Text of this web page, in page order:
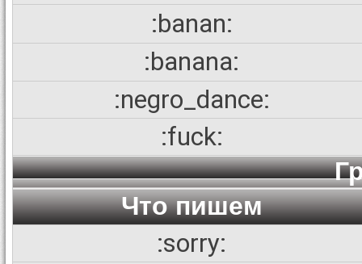
:banan:
:banana:
:negro_dance:
:fuck:
Что пишем
:sorry: